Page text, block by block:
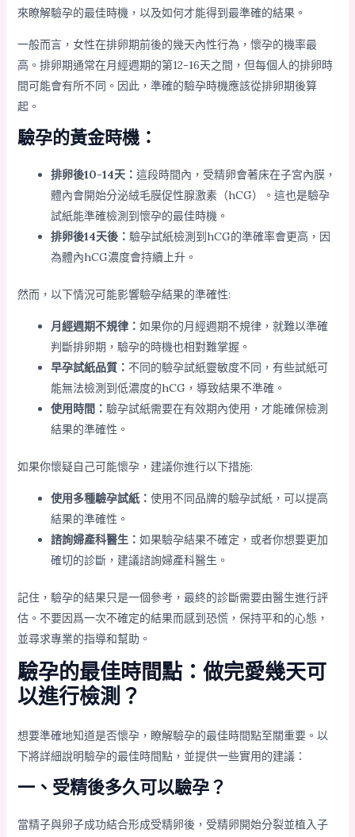
來瞭解驗孕的最佳時機，以及如何才能得到最準確的結果。
一般而言，女性在排卵期前後的幾天內性行為，懷孕的機率最
高。排卵期通常在月經週期的第12-16天之間，但每個人的排卵時
間可能會有所不同。因此，準確的驗孕時機應該從排卵期後算
起。
驗孕的黃金時機：
排卵後10-14天： 這段時間內，受精卵會著床在子宮內膜，
體內會開始分泌絨毛膜促性腺激素（hCG）。這也是驗孕
試紙能準確檢測到懷孕的最佳時機。
排卵後14天後： 驗孕試紙檢測到hCG的準確率會更高，因
為體內hCG濃度會持續上升。
然而，以下情況可能影響驗孕結果的準確性:
月經週期不規律： 如果你的月經週期不規律，就難以準確
判斷排卵期，驗孕的時機也相對難掌握。
早孕試紙品質： 不同的驗孕試紙靈敏度不同，有些試紙可
能無法檢測到低濃度的hCG，導致結果不準確。
使用時間： 驗孕試紙需要在有效期內使用，才能確保檢測
結果的準確性。
如果你懷疑自己可能懷孕，建議你進行以下措施:
使用多種驗孕試紙： 使用不同品牌的驗孕試紙，可以提高
結果的準確性。
諮詢婦產科醫生： 如果驗孕結果不確定，或者你想要更加
確切的診斷，建議諮詢婦產科醫生。
記住，驗孕的結果只是一個參考，最終的診斷需要由醫生進行評
估。不要因爲一次不確定的結果而感到恐慌，保持平和的心態，
並尋求專業的指導和幫助。
驗孕的最佳時間點：做完愛幾天可
以進行檢測？
想要準確地知道是否懷孕，瞭解驗孕的最佳時間點至關重要。以
下將詳細說明驗孕的最佳時間點，並提供一些實用的建議：
一、受精後多久可以驗孕？
當精子與卵子成功結合形成受精卵後，受精卵開始分裂並植入子